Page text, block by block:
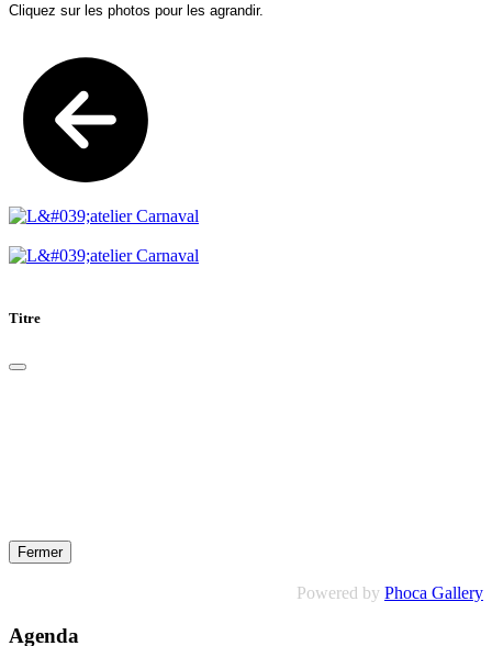
Cliquez sur les photos pour les agrandir.
Titre
Fermer
Powered by Phoca Gallery
Agenda